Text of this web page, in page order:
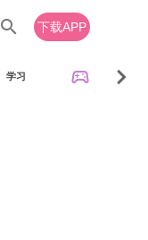
search 下载APP
学习 sports_esports chevron_right